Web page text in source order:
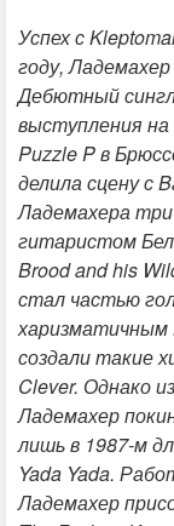
Успех с
году,
Дебютный сингл
выступления
Puzzle P в
делила сцену с
Ладемахера
гитаристом
Brood and his
стал частью
харизматичным
создали такие
Clever. Однако
Ладемахер
лишь в 1987-м
Yada Yada.
Ладемахер